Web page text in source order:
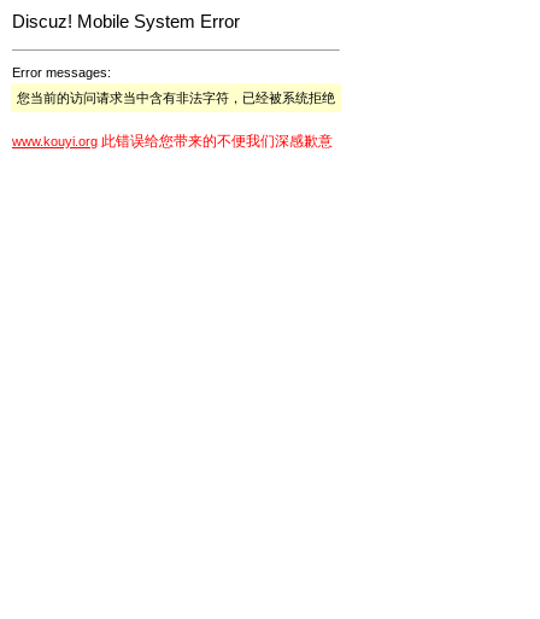
Discuz! Mobile System Error
Error messages:
您当前的访问请求当中含有非法字符，已经被系统拒绝
www.kouyi.org 此错误给您带来的不便我们深感歉意